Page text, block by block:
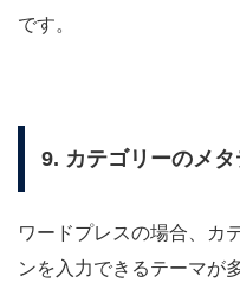
です。
9. カテゴリーのメ
ワードプレスの場合、カ
ンを入力できるテーマが